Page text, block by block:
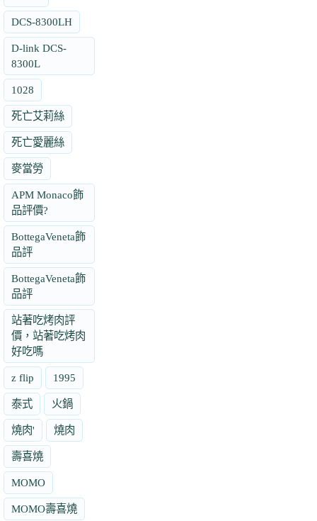
DCS-8300LH
D-link DCS-
8300L
1028
死亡艾莉絲
死亡愛麗絲
麥當勞
APM Monaco飾
品評價?
BottegaVeneta飾
品評
BottegaVeneta飾
品評
站著吃烤肉評
價，站著吃烤肉
好吃嗎
z flip 1995
泰式 火鍋
燒肉' 燒肉
壽喜燒
MOMO
MOMO壽喜燒